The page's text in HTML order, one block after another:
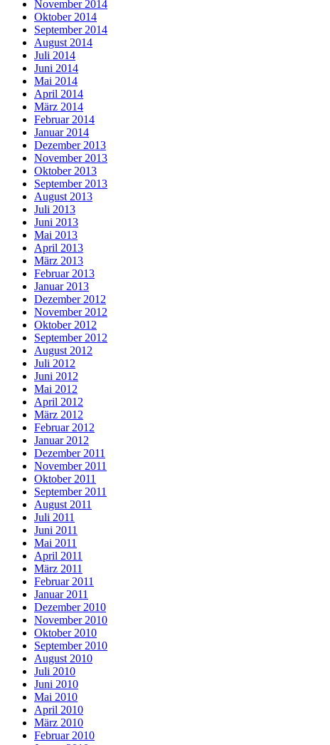
November 2014
Oktober 2014
September 2014
August 2014
Juli 2014
Juni 2014
Mai 2014
April 2014
März 2014
Februar 2014
Januar 2014
Dezember 2013
November 2013
Oktober 2013
September 2013
August 2013
Juli 2013
Juni 2013
Mai 2013
April 2013
März 2013
Februar 2013
Januar 2013
Dezember 2012
November 2012
Oktober 2012
September 2012
August 2012
Juli 2012
Juni 2012
Mai 2012
April 2012
März 2012
Februar 2012
Januar 2012
Dezember 2011
November 2011
Oktober 2011
September 2011
August 2011
Juli 2011
Juni 2011
Mai 2011
April 2011
März 2011
Februar 2011
Januar 2011
Dezember 2010
November 2010
Oktober 2010
September 2010
August 2010
Juli 2010
Juni 2010
Mai 2010
April 2010
März 2010
Februar 2010